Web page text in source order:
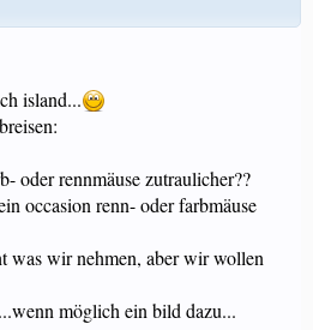
island...
oder rennmäuse zutraulicher??
occasion renn- oder farbmäuse
was wir nehmen, aber wir wollen
möglich ein bild dazu...